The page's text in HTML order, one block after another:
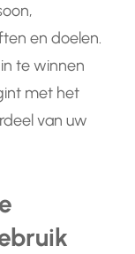
en doelen.
te winnen
met het
van uw